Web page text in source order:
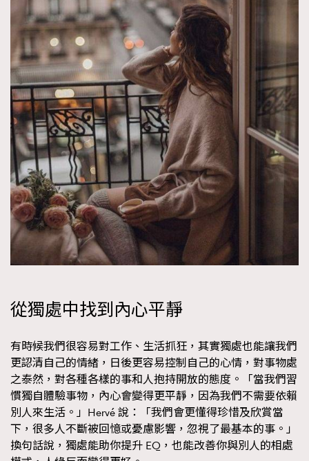
從獨處中找到內心平靜
有時候我們很容易對工作、生活抓狂，其實獨處也能讓我們
更認清自己的情緒，日後更容易控制自己的心情，對事物處
之泰然，對各種各樣的事和人抱持開放的態度。「當我們習
慣獨自體驗事物，內心會變得更平靜，因為我們不需要依賴
別人來生活。」Hervé 說：「我們會更懂得珍惜及欣賞當
下，很多人不斷被回憶或憂慮影響，忽視了最基本的事。」
換句話說，獨處能助你提升 EQ，也能改善你與別人的相處